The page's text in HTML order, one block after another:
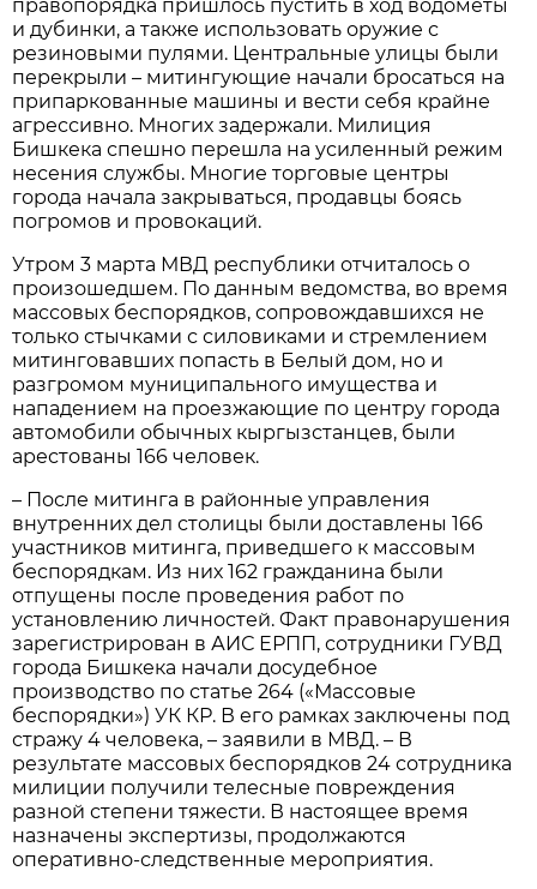
правопорядка пришлось пустить в ход водометы
и дубинки, а также использовать оружие с
резиновыми пулями. Центральные улицы были
перекрыли – митингующие начали бросаться на
припаркованные машины и вести себя крайне
агрессивно. Многих задержали. Милиция
Бишкека спешно перешла на усиленный режим
несения службы. Многие торговые центры
города начала закрываться, продавцы боясь
погромов и провокаций.
Утром 3 марта МВД республики отчиталось о
произошедшем. По данным ведомства, во время
массовых беспорядков, сопровождавшихся не
только стычками с силовиками и стремлением
митинговавших попасть в Белый дом, но и
разгромом муниципального имущества и
нападением на проезжающие по центру города
автомобили обычных кыргызстанцев, были
арестованы 166 человек.
– После митинга в районные управления
внутренних дел столицы были доставлены 166
участников митинга, приведшего к массовым
беспорядкам. Из них 162 гражданина были
отпущены после проведения работ по
установлению личностей. Факт правонарушения
зарегистрирован в АИС ЕРПП, сотрудники ГУВД
города Бишкека начали досудебное
производство по статье 264 («Массовые
беспорядки») УК КР. В его рамках заключены под
стражу 4 человека, – заявили в МВД. – В
результате массовых беспорядков 24 сотрудника
милиции получили телесные повреждения
разной степени тяжести. В настоящее время
назначены экспертизы, продолжаются
оперативно-следственные мероприятия.